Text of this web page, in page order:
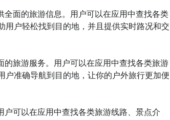
全面的旅游信息。用户可以在应用中查找各类
户轻松找到目的地，并且提供实时路况和交
的旅游服务。用户可以在应用中查找各类旅游
准确导航到目的地，让你的户外旅行更加便
可以在应用中查找各类旅游线路、景点介